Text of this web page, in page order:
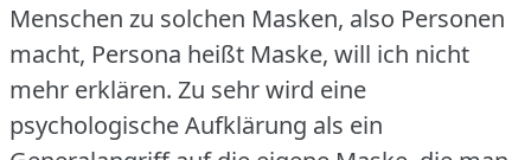
Menschen zu solchen Masken, also Personen
macht, Persona heißt Maske, will ich nicht
mehr erklären. Zu sehr wird eine
psychologische Aufklärung als ein